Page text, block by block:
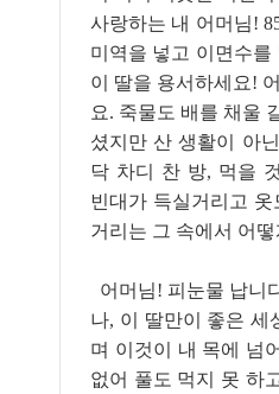
사랑하는 내 어머님!
미역을 넣고 이면수
이 딸을 용서하세요!
요. 죽물도 배를 채울
셨지만 산 생활이 아
닥 차디 찬 방, 먹을
빈대가 득실거리고
거리는 그 속에서 어
어머님! 피눈물 납니
나, 이 딸만이 좋은 세
며 이것이 내 목에 넘
없어 풀도 먹지 못 하